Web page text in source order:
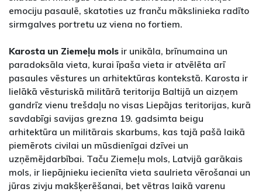
emociju pasaulē, skatoties uz franču mākslinieka radīto
sirmgalves portretu uz viena no fortiem.
Karosta un Ziemeļu mols ir unikāla, brīnumaina un
paradoksāla vieta, kurai īpaša vieta ir atvēlēta arī
pasaules vēstures un arhitektūras kontekstā. Karosta ir
lielākā vēsturiskā militārā teritorija Baltijā un aizņem
gandrīz vienu trešdaļu no visas Liepājas teritorijas, kurā
savdabīgi savijas grezna 19. gadsimta beigu
arhitektūra un militārais skarbums, kas tajā pašā laikā
piemērots civilai un mūsdienīgai dzīvei un
uzņēmējdarbībai. Taču Ziemeļu mols, Latvijā garākais
mols, ir liepājnieku iecienīta vieta saulrieta vērošanai un
jūras zivju makšķerēšanai, bet vētras laikā varenu